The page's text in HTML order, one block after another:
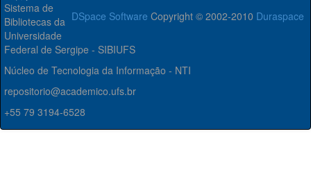
DSpace Software Copyright © 2002-2010 Duraspace
Sistema de
Bibliotecas da
Universidade
Federal de Sergipe - SIBIUFS
Núcleo de Tecnologia da Informação - NTI
repositorio@academico.ufs.br
+55 79 3194-6528